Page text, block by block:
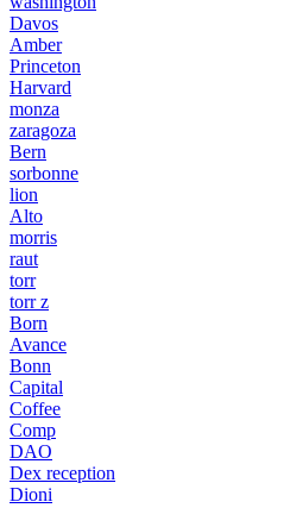
Davos
Amber
Princeton
Harvard
monza
zaragoza
Bern
sorbonne
lion
Alto
morris
raut
torr
torr z
Born
Avance
Bonn
Capital
Coffee
Comp
DAO
Dex reception
Dioni